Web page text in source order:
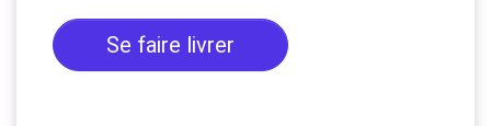
Se faire livrer